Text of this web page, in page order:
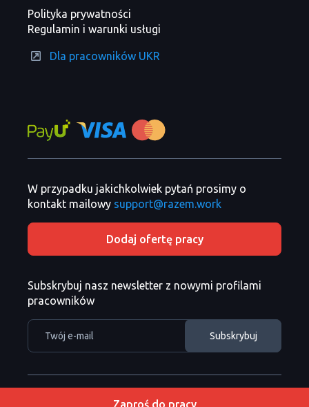
Zaproś do pracy
Polityka prywatności
Regulamin i warunki usługi
Dla pracowników UKR
W przypadku jakichkolwiek pytań prosimy o
kontakt mailowy support@razem.work
Dodaj ofertę pracy
Subskrybuj nasz newsletter z nowymi profilami
pracowników
Razem Sp. z o. o. Copyright